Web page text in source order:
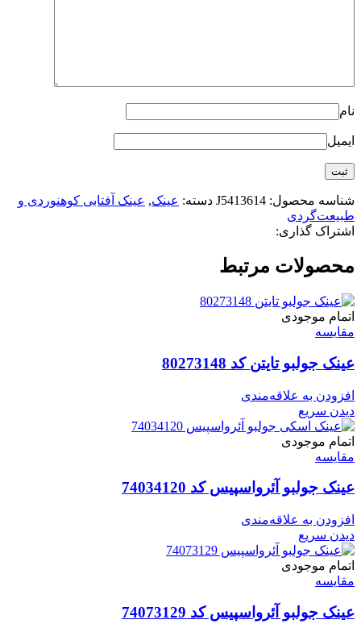
نام
ایمیل
شناسه محصول: J5413614 دسته: عینک, عینک آفتابی کوهنوردی و
طبیعت‌گردی
اشتراک گذاری:
محصولات مرتبط
اتمام موجودی
مقایسه
عینک جولبو تایتن کد 80273148
افزودن به علاقه‌مندی
دیدن سریع
اتمام موجودی
مقایسه
عینک جولبو آئرواسپیس کد 74034120
افزودن به علاقه‌مندی
دیدن سریع
اتمام موجودی
مقایسه
عینک جولبو آئرواسپیس کد 74073129